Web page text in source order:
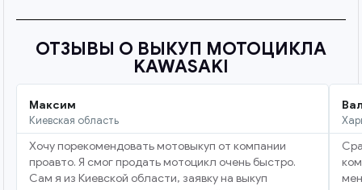
ОТЗЫВЫ О ВЫКУП МОТОЦИКЛА
KAWASAKI
Максим
Киевская область
Хочу порекомендовать мотовыкуп от компании
проавто. Я смог продать мотоцикл очень быстро.
Сам я из Киевской области, заявку на выкуп